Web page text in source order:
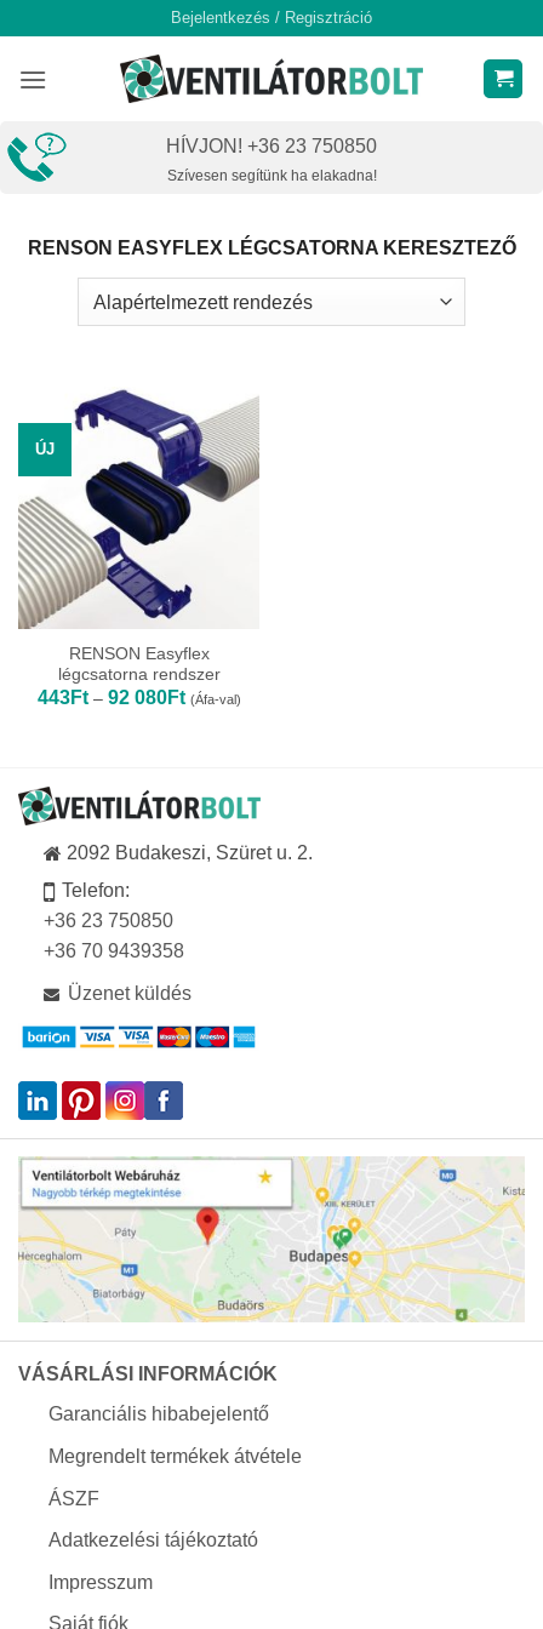
content
Bejelentkezés / Regisztráció
HÍVJON! +36 23 750850
Szívesen segítünk ha elakadna!
RENSON EASYFLEX LÉGCSATORNA KERESZTEZŐ
ÚJ
RENSON Easyflex
légcsatorna rendszer
443Ft – 92 080FtÁrtartomány:
443Ft
(Áfa-val)
2092 Budakeszi, Szüret u. 2.
Telefon:
+36 23 750850
+36 70 9439358
Üzenet küldés
VÁSÁRLÁSI INFORMÁCIÓK
Garanciális hibabejelentő
Megrendelt termékek átvétele
ÁSZF
Adatkezelési tájékoztató
Impresszum
Saját fiók